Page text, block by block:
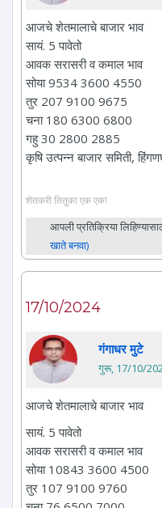
आजचे शेतमालाचे बाजार भाव
सायं. 5 पावेतो
आवक सरासरी व कमाल भाव
सोया 9534 3600 4550
तुर 207 9100 9675
चना 180 6300 6800
गहु 30 2800 2885
कृषि उत्पन्न बाजार समिती,
शेतकरी तितुका एक एक!
आपली प्रतिक्रिया
खाते बनवा)
17/10/2024
गंगाधर मुटे
गुरू, 17/10/
आजचे शेतमालाचे बाजार भाव
सायं. 5 पावेतो
आवक सरासरी व कमाल भाव
सोया 10843 3600 4500
तुर 107 9100 9760